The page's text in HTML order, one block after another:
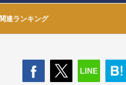
関連ランキング